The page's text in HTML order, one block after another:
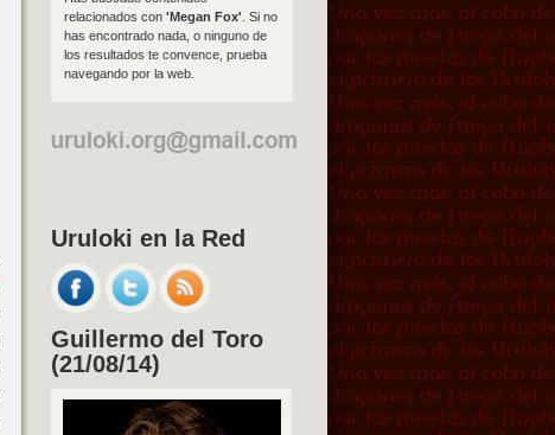
relacionados con 'Megan Fox' . Si no
has encontrado nada, o ninguno de
los resultados te convence, prueba
navegando por la web.
Uruloki en la Red
Guillermo del Toro
(21/08/14)